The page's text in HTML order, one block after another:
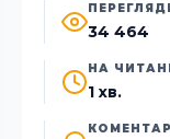
34 464
НА
1 хв.